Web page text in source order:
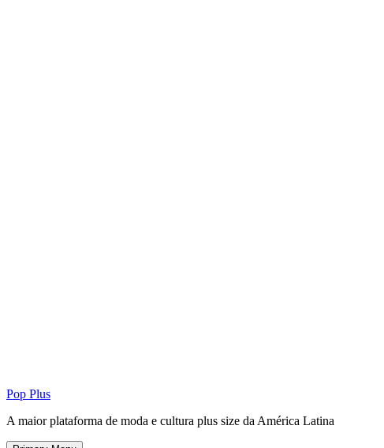
Pop Plus
A maior plataforma de moda e cultura plus size da América Latina